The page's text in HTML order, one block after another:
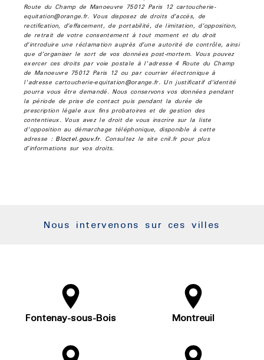
Route du Champ de Manoeuvre 75012 Paris 12 cartoucherie-
equitation@orange.fr. Vous disposez de droits d’accès, de
rectification, d’effacement, de portabilité, de limitation, d’opposition,
de retrait de votre consentement à tout moment et du droit
d’introduire une réclamation auprès d’une autorité de contrôle, ainsi
que d’organiser le sort de vos données post-mortem. Vous pouvez
exercer ces droits par voie postale à l'adresse 4 Route du Champ
de Manoeuvre 75012 Paris 12 ou par courrier électronique à
l'adresse cartoucherie-equitation@orange.fr. Un justificatif d'identité
pourra vous être demandé. Nous conservons vos données pendant
la période de prise de contact puis pendant la durée de
prescription légale aux fins probatoires et de gestion des
contentieux. Vous avez le droit de vous inscrire sur la liste
d'opposition au démarchage téléphonique, disponible à cette
adresse : Bloctel.gouv.fr. Consultez le site cnil.fr pour plus
d’informations sur vos droits.
Nous intervenons sur ces villes
Fontenay-sous-Bois Montreuil